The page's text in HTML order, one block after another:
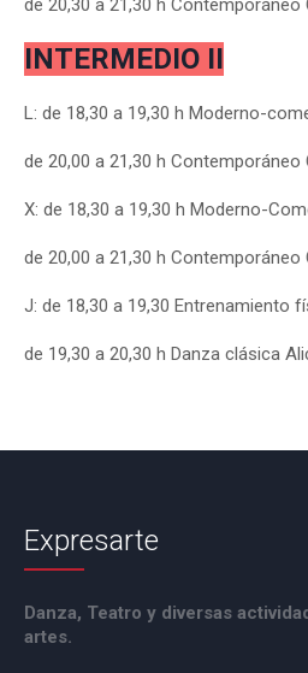
de 20,30 a 21,30 h Contemporáneo
INTERMEDIO II
L: de 18,30 a 19,30 h Moderno-
de 20,00 a 21,30 h Contemporáneo
X: de 18,30 a 19,30 h Moderno-
de 20,00 a 21,30 h Contemporáneo
J: de 18,30 a 19,30 Entrenamiento
de 19,30 a 20,30 h Danza clásica
Expresarte
Danza, Teatro y diversas
artes.